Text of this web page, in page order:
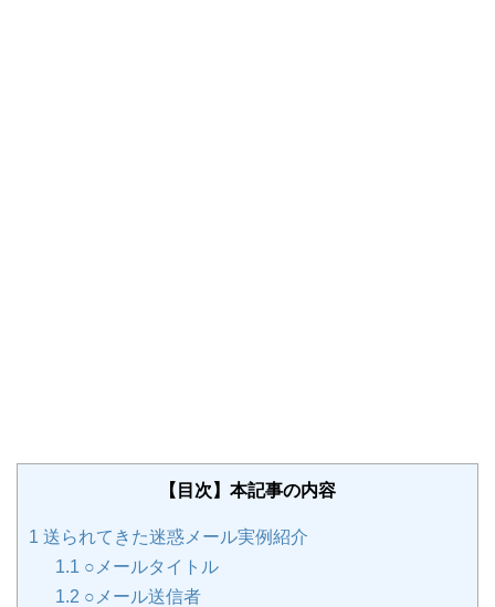
【目次】本記事の内容
1 送られてきた迷惑メール実例紹介
1.1 ○メールタイトル
1.2 ○メール送信者